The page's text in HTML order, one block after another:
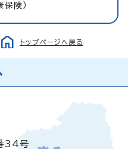
険）
トップページへ戻る
34号